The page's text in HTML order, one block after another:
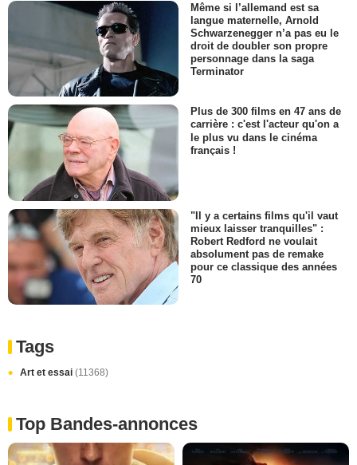
Même si l’allemand est sa
langue maternelle, Arnold
Schwarzenegger n’a pas eu le
droit de doubler son propre
personnage dans la saga
Terminator
Plus de 300 films en 47 ans de
carrière : c'est l'acteur qu'on a
le plus vu dans le cinéma
français !
"Il y a certains films qu'il vaut
mieux laisser tranquilles" :
Robert Redford ne voulait
absolument pas de remake
pour ce classique des années
70
Tags
Art et essai (11368)
Top Bandes-annonces